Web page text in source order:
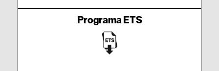
Programa ETS